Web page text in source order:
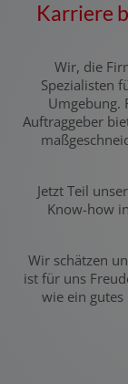
Karriere
Wir, die
Spezialisten
Umgebung.
Auftraggeber
Jetzt Teil
Know-how
Wir schätzen
ist für uns
wie ein gutes